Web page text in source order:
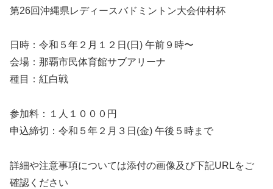
第26回沖縄県レディースバドミントン大会仲村杯
日時：令和５年２月１２日(日) 午前９時〜
会場：那覇市民体育館サブアリーナ
種目：紅白戦
参加料：１人１０００円
申込締切：令和５年２月３日(金) 午後５時まで
詳細や注意事項については添付の画像及び下記URLをご
確認ください